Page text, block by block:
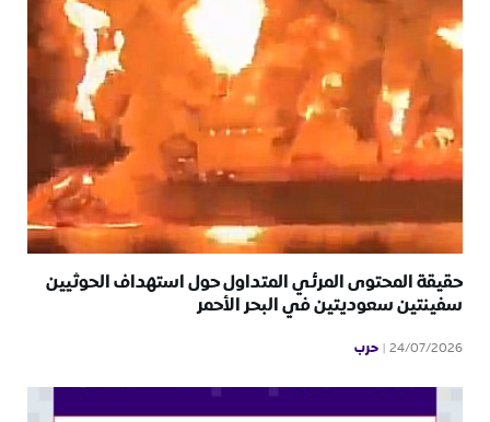
حقيقة المحتوى المرئي المتداول حول استهداف الحوثيين
سفينتين سعوديتين في البحر الأحمر
24/07/2026 حرب